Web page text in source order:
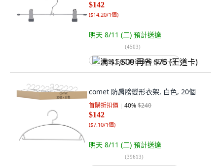
$142
($14.20/1個)
明天 8/11 (二) 預計送達
(4503)
满 $1,500 再省 $75 (王道卡)
comet 防肩膀變形衣架, 白色, 20個
首購折扣價 40%$240
$142
($7.10/1個)
明天 8/11 (二) 預計送達
(39613)